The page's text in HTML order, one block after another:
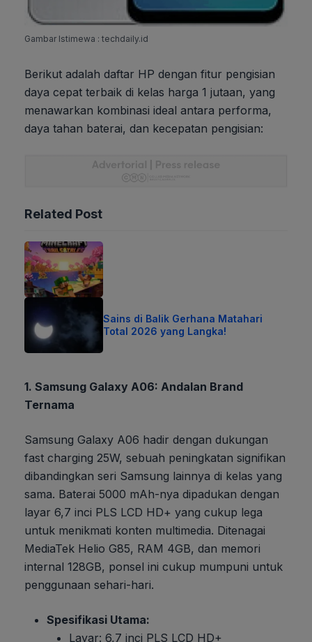
Gambar Istimewa : techdaily.id
Berikut adalah daftar HP dengan fitur pengisian
daya cepat terbaik di kelas harga 1 jutaan, yang
menawarkan kombinasi ideal antara performa,
daya tahan baterai, dan kecepatan pengisian:
Related Post
Sains di Balik Gerhana Matahari
Total 2026 yang Langka!
1. Samsung Galaxy A06: Andalan Brand
Ternama
Samsung Galaxy A06 hadir dengan dukungan
fast charging 25W, sebuah peningkatan signifikan
dibandingkan seri Samsung lainnya di kelas yang
sama. Baterai 5000 mAh-nya dipadukan dengan
layar 6,7 inci PLS LCD HD+ yang cukup lega
untuk menikmati konten multimedia. Ditenagai
MediaTek Helio G85, RAM 4GB, dan memori
internal 128GB, ponsel ini cukup mumpuni untuk
penggunaan sehari-hari.
Spesifikasi Utama:
Layar: 6,7 inci PLS LCD HD+